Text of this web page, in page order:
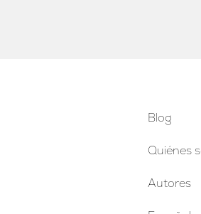
Blog
Quiénes
Autores